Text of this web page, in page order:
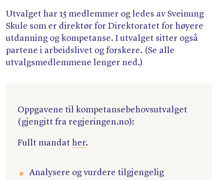
Utvalget har 15 medlemmer og ledes av Sveinung
Skule som er direktør for Direktoratet for høyere
utdanning og kompetanse. I utvalget sitter også
partene i arbeidslivet og forskere. (Se alle
utvalgsmedlemmene lenger ned.)
Oppgavene til kompetansebehovsutvalget
(gjengitt fra reg​jerin​gen​.no):
Fullt mandat her.
Analysere og vurdere tilgjengelig